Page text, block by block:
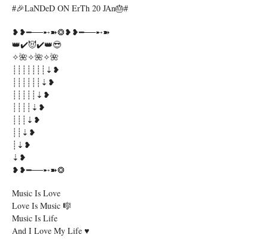
#🎉LaNDeD ON ErTh 20 JAn🎂#
❥❥━──➸➽❂❥❥━──➸➽
👑✔️😈✔️👑😎
✧🌺✧🌺✧🌺
┊┊┊┊┊┊┊⇣❥
┊┊┊┊┊┊⇣❥
┊┊┊┊┊⇣❥
┊┊┊┊⇣❥
┊┊┊⇣❥
┊┊⇣❥
┊⇣❥
⇣❥
❥❥━──➸➽❂
Music Is Love
Love Is Music 🎼
Music Is Life
And I Love My Life ♥